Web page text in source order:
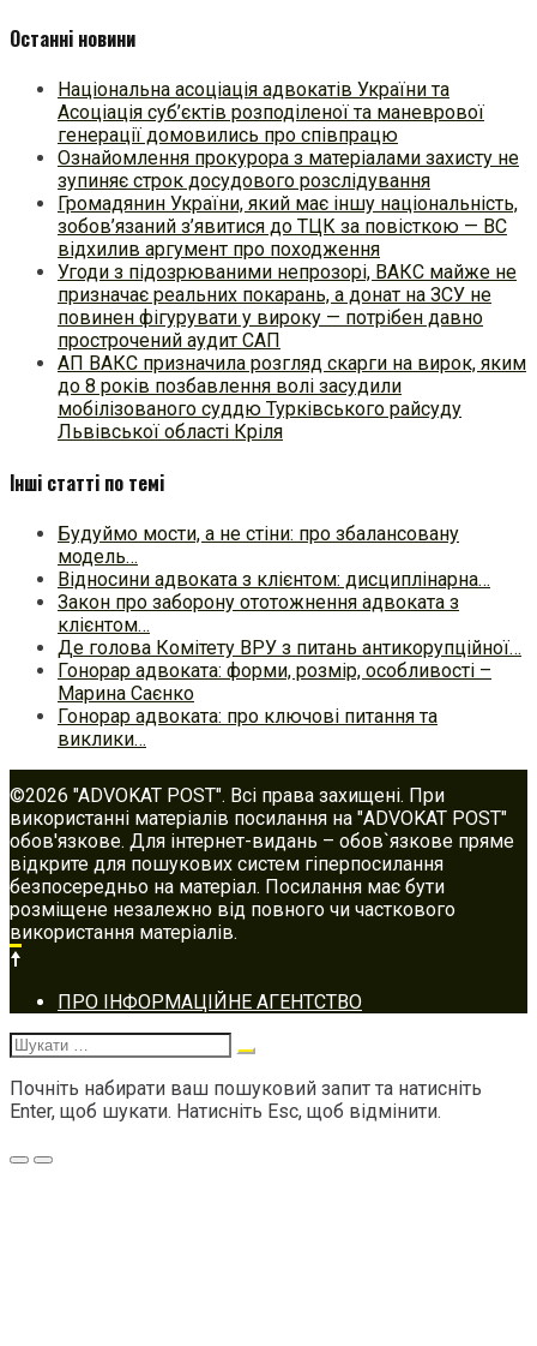
Останні новини
Національна асоціація адвокатів України та
Асоціація суб’єктів розподіленої та маневрової
генерації домовились про співпрацю
Ознайомлення прокурора з матеріалами захисту не
зупиняє строк досудового розслідування
Громадянин України, який має іншу національність,
зобов’язаний з’явитися до ТЦК за повісткою — ВС
відхилив аргумент про походження
Угоди з підозрюваними непрозорі, ВАКС майже не
призначає реальних покарань, а донат на ЗСУ не
повинен фігурувати у вироку — потрібен давно
прострочений аудит САП
АП ВАКС призначила розгляд скарги на вирок, яким
до 8 років позбавлення волі засудили
мобілізованого суддю Турківського райсуду
Львівської області Кріля
Інші статті по темі
Будуймо мости, а не стіни: про збалансовану
модель…
Відносини адвоката з клієнтом: дисциплінарна…
Закон про заборону ототожнення адвоката з
клієнтом…
Де голова Комітету ВРУ з питань антикорупційної…
Гонорар адвоката: форми, розмір, особливості –
Марина Саєнко
Гонорар адвоката: про ключові питання та
виклики…
©2026 "ADVOKAT POST". Всі права захищені. При
використанні матеріалів посилання на "ADVOKAT POST"
обов'язкове. Для інтернет-видань – обов`язкове пряме
відкрите для пошукових систем гіперпосилання
безпосередньо на матеріал. Посилання має бути
розміщене незалежно від повного чи часткового
використання матеріалів.
Footer
navigation
ПРО ІНФОРМАЦІЙНЕ АГЕНТСТВО
Шукати:
Почніть набирати ваш пошуковий запит та натисніть
Enter, щоб шукати. Натисніть Esc, щоб відмінити.
Меню